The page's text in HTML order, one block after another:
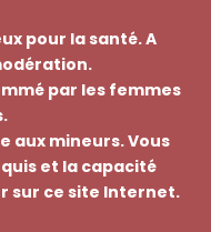
pour la santé. A
par les femmes
aux mineurs. Vous
et la capacité
sur ce site Internet.